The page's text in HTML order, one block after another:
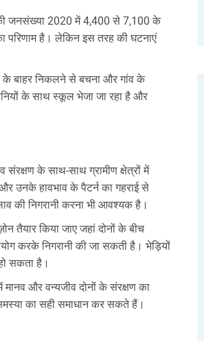
की जनसंख्या 2020 में 4,400 से 7,100 के
परिणाम है। लेकिन इस तरह की घटनाएं
के बाहर निकलने से बचना और गांव के
के साथ स्कूल भेजा जा रहा है और
के साथ-साथ ग्रामीण क्षेत्रों में
और उनके हावभाव के पैटर्न का गहराई से
की निगरानी करना भी आवश्यक है।
तैयार किया जाए जहां दोनों के बीच
करके निगरानी की जा सकती है। भेड़ियों
सकता है।
और वन्यजीव दोनों के संरक्षण का
का सही समाधान कर सकते हैं।